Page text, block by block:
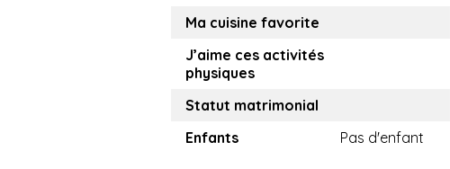
Ma cuisine favorite
J’aime ces activités
physiques
Statut matrimonial
Enfants
Pas d'enfant